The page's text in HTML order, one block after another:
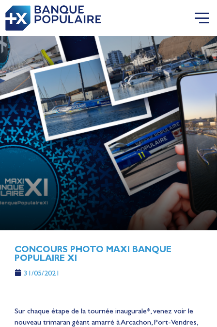
CONCOURS PHOTO MAXI BANQUE
POPULAIRE XI
31/05/2021
Sur chaque étape de la tournée inaugurale*, venez voir le
nouveau trimaran géant amarré à Arcachon, Port-Vendres,